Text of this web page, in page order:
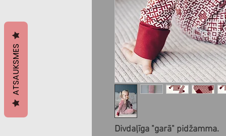
Divdaļīga "garā" pidžamma.
ATSAUKSMES